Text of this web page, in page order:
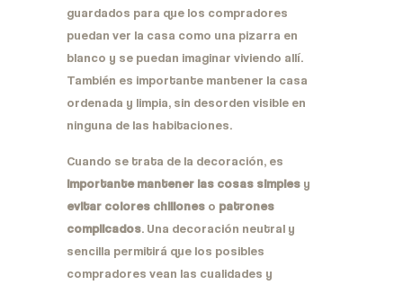
guardados para que los compradores
puedan ver la casa como una pizarra en
blanco y se puedan imaginar viviendo allí.
También es importante mantener la casa
ordenada y limpia, sin desorden visible en
ninguna de las habitaciones.
Cuando se trata de la decoración, es
importante mantener las cosas simples y
evitar colores chillones o patrones
complicados. Una decoración neutral y
sencilla permitirá que los posibles
compradores vean las cualidades y